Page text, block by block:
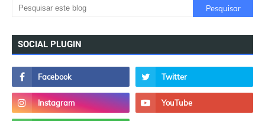
SOCIAL PLUGIN